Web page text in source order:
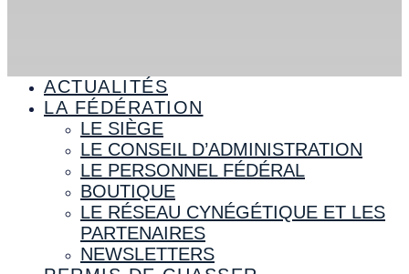
ACTUALITÉS
LA FÉDÉRATION
LE SIÈGE
LE CONSEIL D’ADMINISTRATION
LE PERSONNEL FÉDÉRAL
BOUTIQUE
LE RÉSEAU CYNÉGÉTIQUE ET LES
PARTENAIRES
NEWSLETTERS